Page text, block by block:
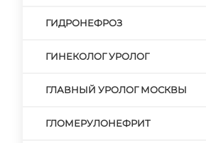
ГИДРОНЕФРОЗ
ГИНЕКОЛОГ УРОЛОГ
ГЛАВНЫЙ УРОЛОГ МОСКВЫ
ГЛОМЕРУЛОНЕФРИТ